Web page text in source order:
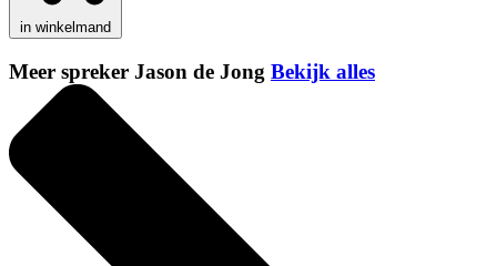
in winkelmand
Meer spreker Jason de Jong Bekijk alles